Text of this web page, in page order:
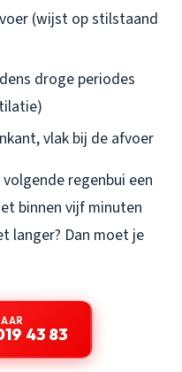
(wijst op stilstaand
droge periodes
vlak bij de afvoer
regenbui een
binnen vijf minuten
langer? Dan moet je
43 83